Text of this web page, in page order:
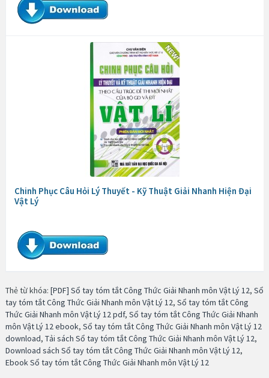
Chinh Phục Câu Hỏi Lý Thuyết - Kỹ Thuật Giải Nhanh Hiện Đại
Vật Lý
Thẻ từ khóa: [PDF] Sổ tay tóm tắt Công Thức Giải Nhanh môn Vật Lý 12, Sổ
tay tóm tắt Công Thức Giải Nhanh môn Vật Lý 12, Sổ tay tóm tắt Công
Thức Giải Nhanh môn Vật Lý 12 pdf, Sổ tay tóm tắt Công Thức Giải Nhanh
môn Vật Lý 12 ebook, Sổ tay tóm tắt Công Thức Giải Nhanh môn Vật Lý 12
download, Tải sách Sổ tay tóm tắt Công Thức Giải Nhanh môn Vật Lý 12,
Download sách Sổ tay tóm tắt Công Thức Giải Nhanh môn Vật Lý 12,
Ebook Sổ tay tóm tắt Công Thức Giải Nhanh môn Vật Lý 12